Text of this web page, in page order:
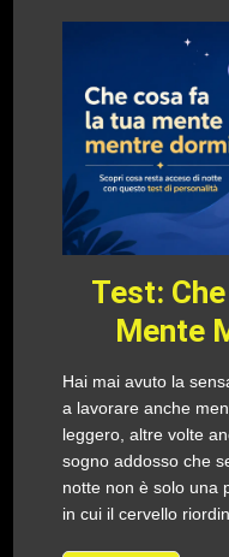
Test:
Mente
Hai mai avuto la
a lavorare anche
leggero, altre volte
sogno addosso che
notte non è solo una
in cui il cervello